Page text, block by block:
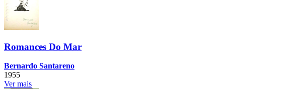
Romances Do Mar
Bernardo Santareno
1955
Ver mais